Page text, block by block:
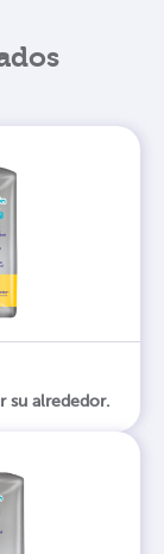
su alrededor.